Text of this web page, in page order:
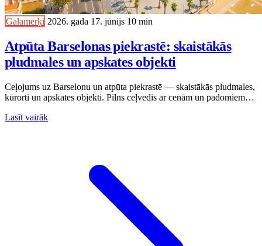
Galamērķi 2026. gada 17. jūnijs 10 min
Atpūta Barselonas piekrastē: skaistākās
pludmales un apskates objekti
Ceļojums uz Barselonu un atpūta piekrastē — skaistākās pludmales,
kūrorti un apskates objekti. Pilns ceļvedis ar cenām un padomiem
Lasīt vairāk